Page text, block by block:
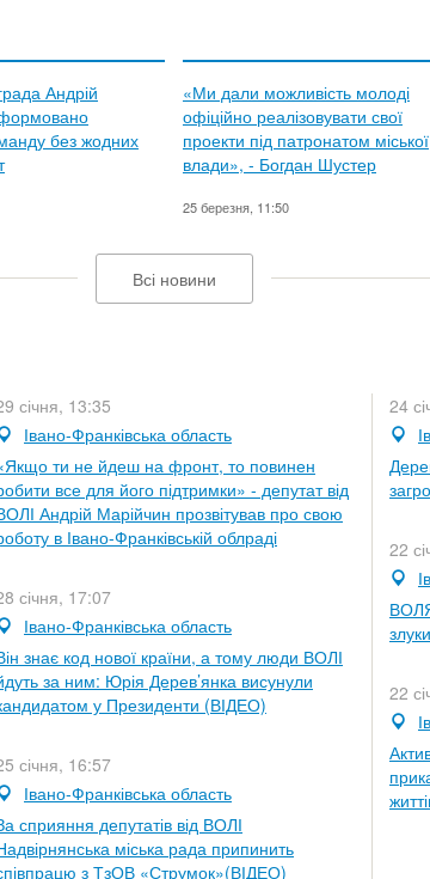
Андрій
без жодних
«Ми дали можливість молоді
офіційно реалізовувати свої
проекти під патронатом міської
влади», - Богдан Шустер
25 березня, 11:50
Всі новини
січня, 13:35
Івано-Франківська область
ти не йдеш на фронт, то повинен
все для його підтримки» - депутат від
Андрій Марійчин прозвітував про свою
в Івано-Франківській облраді
січня, 17:07
Івано-Франківська область
знає код нової країни, а тому люди ВОЛІ
за ним: Юрія Дерев’янка висунули
у Президенти (ВІДЕО)
січня, 16:57
Івано-Франківська область
сприяння депутатів від ВОЛІ
міська рада припинить
з ТзОВ «Струмок»(ВІДЕО)
24
22
ВОЛЯ
22